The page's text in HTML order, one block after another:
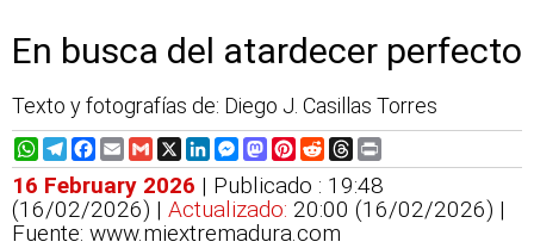
En busca del atardecer perfecto
Texto y fotografías de: Diego J. Casillas Torres
WhatsApp
Telegram
Facebook
EmailGmail
X LinkedIn
Messenger
Mastodon
Pinterest
RedditThreads
16 February 2026 | Publicado : 19:48
(16/02/2026) | Actualizado: 20:00 (16/02/2026) |
Fuente: www.miextremadura.com